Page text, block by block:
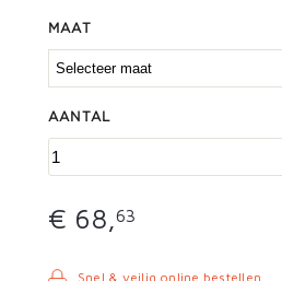
MAAT
AANTAL
€ 68,63
Snel & veilig online bestellen